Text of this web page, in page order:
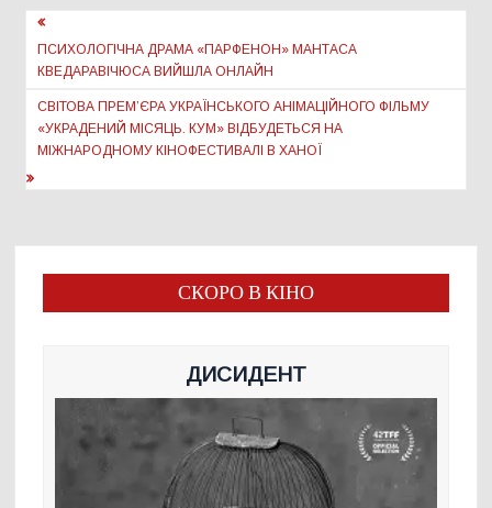
Навігація
записів
ПСИХОЛОГІЧНА ДРАМА «ПАРФЕНОН» МАНТАСА
КВЕДАРАВІЧЮСА ВИЙШЛА ОНЛАЙН
СВІТОВА ПРЕМ’ЄРА УКРАЇНСЬКОГО АНІМАЦІЙНОГО ФІЛЬМУ
«УКРАДЕНИЙ МІСЯЦЬ. КУМ» ВІДБУДЕТЬСЯ НА
МІЖНАРОДНОМУ КІНОФЕСТИВАЛІ В ХАНОЇ
СКОРО В КІНО
ДИСИДЕНТ